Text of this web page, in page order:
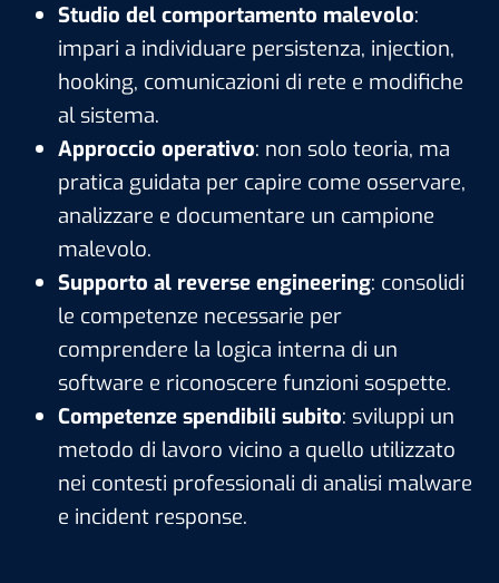
Studio del comportamento malevolo:
impari a individuare persistenza, injection,
hooking, comunicazioni di rete e modifiche
al sistema.
Approccio operativo: non solo teoria, ma
pratica guidata per capire come osservare,
analizzare e documentare un campione
malevolo.
Supporto al reverse engineering: consolidi
le competenze necessarie per
comprendere la logica interna di un
software e riconoscere funzioni sospette.
Competenze spendibili subito: sviluppi un
metodo di lavoro vicino a quello utilizzato
nei contesti professionali di analisi malware
e incident response.